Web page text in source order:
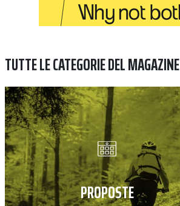
TUTTE LE CATEGORIE DEL MAGAZINE
PROPOSTE